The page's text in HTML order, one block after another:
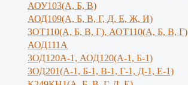
АОУ103(А, Б, В)
АОД109(А, Б, В, Г, Д, Е, Ж, И)
3ОТ110(А, Б, В, Г), АОТ110(А, Б, В, Г)
АОД111А
3ОД120А-1, АОД120(А-1, Б-1)
3ОД201(А-1, Б-1, В-1, Г-1, Д-1, Е-1)